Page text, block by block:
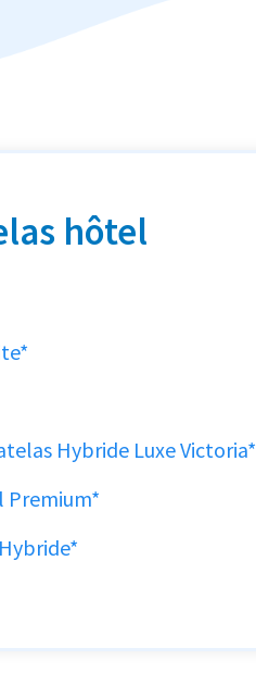
hôtel
Hybride Luxe Victoria*
Premium*